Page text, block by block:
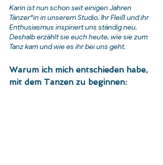
Karin ist nun schon seit einigen Jahren
Tänzer*in in unserem Studio. Ihr Fleiß und ihr
Enthusiasmus inspiriert uns ständig neu.
Deshalb erzählt sie euch heute, wie sie zum
Tanz kam und wie es ihr bei uns geht.
Warum ich mich entschieden habe,
mit dem Tanzen zu beginnen: